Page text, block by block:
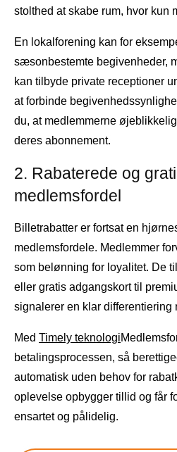
stolthed at skabe rum, hvor kun
En lokalforening kan for
sæsonbestemte begivenheder,
kan tilbyde private receptioner
at forbinde
du, at medlemmerne
deres abonnement.
2. Rabaterede og
medlemsfordel
Billetrabatter er fortsat en
medlemsfordele. Medlemmer
som belønning for loyalitet. De
eller gratis adgangskort til
signalerer en klar differentiering
Med Timely teknologi
betalingsprocessen, så
automatisk uden behov for
oplevelse opbygger tillid og får
ensartet og pålidelig.